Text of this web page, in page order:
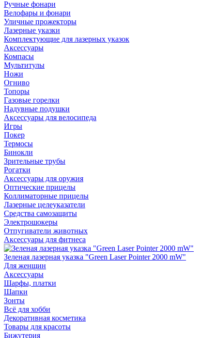
Ручные фонари
Велофары и фонари
Уличные прожекторы
Лазерные указки
Комплектующие для лазерных указок
Аксессуары
Компасы
Мультитулы
Ножи
Огниво
Топоры
Газовые горелки
Надувные подушки
Аксессуары для велосипеда
Игры
Покер
Термосы
Бинокли
Зрительные трубы
Рогатки
Аксессуары для оружия
Оптические прицелы
Коллиматорные прицелы
Лазерные целеуказатели
Средства самозащиты
Электрошокеры
Отпугиватели животных
Аксессуары для фитнеса
Зеленая лазерная указка "Green Laser Pointer 2000 mW"
Для женщин
Аксессуары
Шарфы, платки
Шапки
Зонты
Всё для хобби
Декоративная косметика
Товары для красоты
Бижутерия